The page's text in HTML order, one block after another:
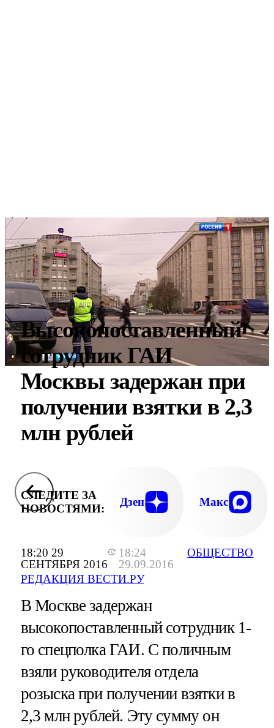
18:20 29
СЕНТЯБРЯ 2016
18:24
29.09.2016
РЕДАКЦИЯ ВЕСТИ.РУ
ОБЩЕСТВО
Высокопоставленный
сотрудник ГАИ
Москвы задержан при
получении взятки в 2,3
млн рублей
СЛЕДИТЕ ЗА
НОВОСТЯМИ:
Дзен Макс
В Москве задержан
высокопоставленный сотрудник 1-
го спецполка ГАИ. С поличным
взяли руководителя отдела
розыска при получении взятки в
2,3 млн рублей. Эту сумму он